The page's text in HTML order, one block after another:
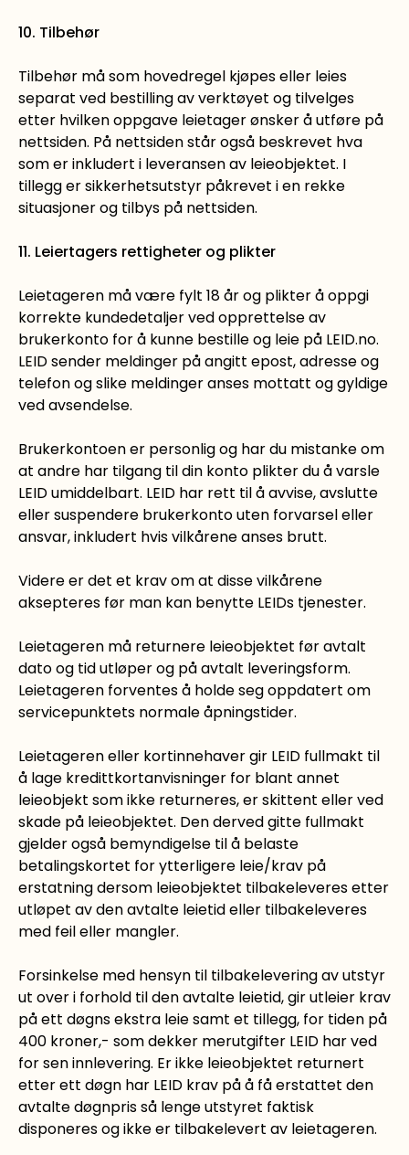
10. Tilbehør
Tilbehør må som hovedregel kjøpes eller leies
separat ved bestilling av verktøyet og tilvelges
etter hvilken oppgave leietager ønsker å utføre på
nettsiden. På nettsiden står også beskrevet hva
som er inkludert i leveransen av leieobjektet. I
tillegg er sikkerhetsutstyr påkrevet i en rekke
situasjoner og tilbys på nettsiden.
11. Leiertagers rettigheter og plikter
Leietageren må være fylt 18 år og plikter å oppgi
korrekte kundedetaljer ved opprettelse av
brukerkonto for å kunne bestille og leie på LEID.no.
LEID sender meldinger på angitt epost, adresse og
telefon og slike meldinger anses mottatt og gyldige
ved avsendelse.
Brukerkontoen er personlig og har du mistanke om
at andre har tilgang til din konto plikter du å varsle
LEID umiddelbart. LEID har rett til å avvise, avslutte
eller suspendere brukerkonto uten forvarsel eller
ansvar, inkludert hvis vilkårene anses brutt.
Videre er det et krav om at disse vilkårene
aksepteres før man kan benytte LEIDs tjenester.
Leietageren må returnere leieobjektet før avtalt
dato og tid utløper og på avtalt leveringsform.
Leietageren forventes å holde seg oppdatert om
servicepunktets normale åpningstider.
Leietageren eller kortinnehaver gir LEID fullmakt til
å lage kredittkortanvisninger for blant annet
leieobjekt som ikke returneres, er skittent eller ved
skade på leieobjektet. Den derved gitte fullmakt
gjelder også bemyndigelse til å belaste
betalingskortet for ytterligere leie/krav på
erstatning dersom leieobjektet tilbakeleveres etter
utløpet av den avtalte leietid eller tilbakeleveres
med feil eller mangler.
Forsinkelse med hensyn til tilbakelevering av utstyr
ut over i forhold til den avtalte leietid, gir utleier krav
på ett døgns ekstra leie samt et tillegg, for tiden på
400 kroner,- som dekker merutgifter LEID har ved
for sen innlevering. Er ikke leieobjektet returnert
etter ett døgn har LEID krav på å få erstattet den
avtalte døgnpris så lenge utstyret faktisk
disponeres og ikke er tilbakelevert av leietageren.